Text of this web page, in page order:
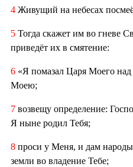
4 Живущий на небесах
5 Тогда скажет им во гневе
приведёт их в смятение:
6 «Я помазал Царя Моего
Моею;
7 возвещу определение:
Я ныне родил Тебя;
8 проси у Меня, и дам
земли во владение Тебе;